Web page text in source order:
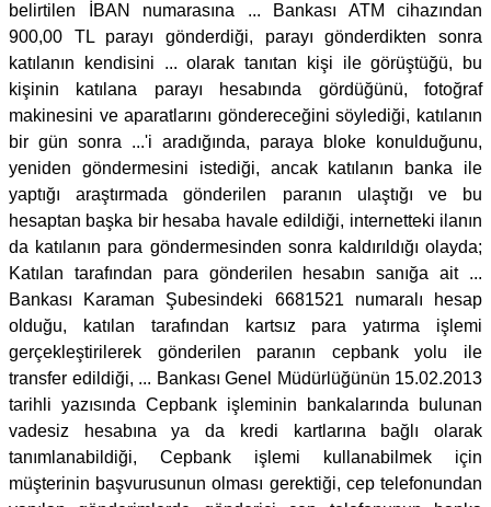
belirtilen İBAN numarasına ... Bankası ATM cihazından
900,00 TL parayı gönderdiği, parayı gönderdikten sonra
katılanın kendisini ... olarak tanıtan kişi ile görüştüğü, bu
kişinin katılana parayı hesabında gördüğünü, fotoğraf
makinesini ve aparatlarını göndereceğini söylediği, katılanın
bir gün sonra ...'i aradığında, paraya bloke konulduğunu,
yeniden göndermesini istediği, ancak katılanın banka ile
yaptığı araştırmada gönderilen paranın ulaştığı ve bu
hesaptan başka bir hesaba havale edildiği, internetteki ilanın
da katılanın para göndermesinden sonra kaldırıldığı olayda;
Katılan tarafından para gönderilen hesabın sanığa ait ...
Bankası Karaman Şubesindeki 6681521 numaralı hesap
olduğu, katılan tarafından kartsız para yatırma işlemi
gerçekleştirilerek gönderilen paranın cepbank yolu ile
transfer edildiği, ... Bankası Genel Müdürlüğünün 15.02.2013
tarihli yazısında Cepbank işleminin bankalarında bulunan
vadesiz hesabına ya da kredi kartlarına bağlı olarak
tanımlanabildiği, Cepbank işlemi kullanabilmek için
müşterinin başvurusunun olması gerektiği, cep telefonundan